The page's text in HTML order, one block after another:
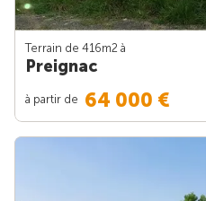
Terrain de 416m2 à
Preignac
à partir de 64 000 €